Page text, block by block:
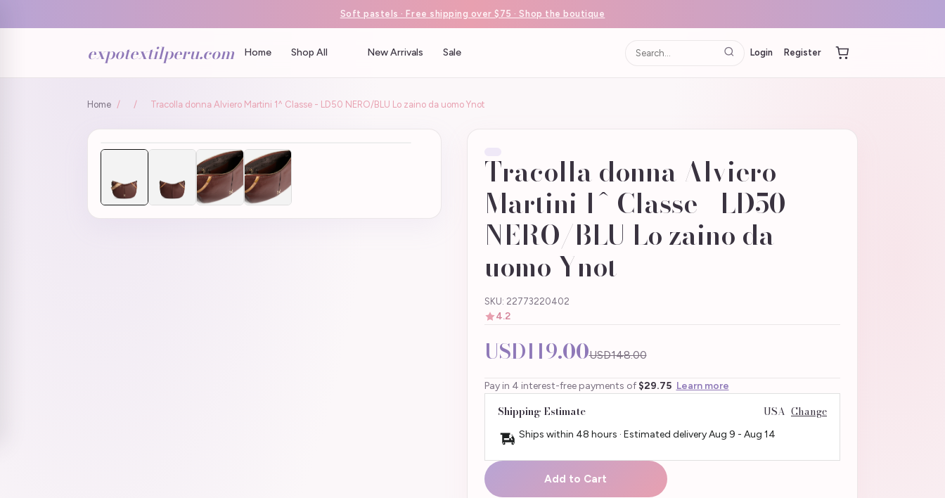
Soft pastels · Free shipping over $75 · Shop the boutique
expotextilperu.com Home Shop All New Arrivals Sale Login Register
Home / / Tracolla donna Alviero Martini 1^ Classe - LD50 NERO/BLU Lo zaino da uomo Ynot
Tracolla donna Alviero
Martini 1^ Classe - LD50
NERO/BLU Lo zaino da
uomo Ynot
SKU: 22773220402
4.2
USD119.00USD148.00
Pay in 4 interest-free payments of $29.75 Learn more
Shipping Estimate USA Change
Ships within 48 hours · Estimated deliveryAug 9 - Aug 14
Add to Cart